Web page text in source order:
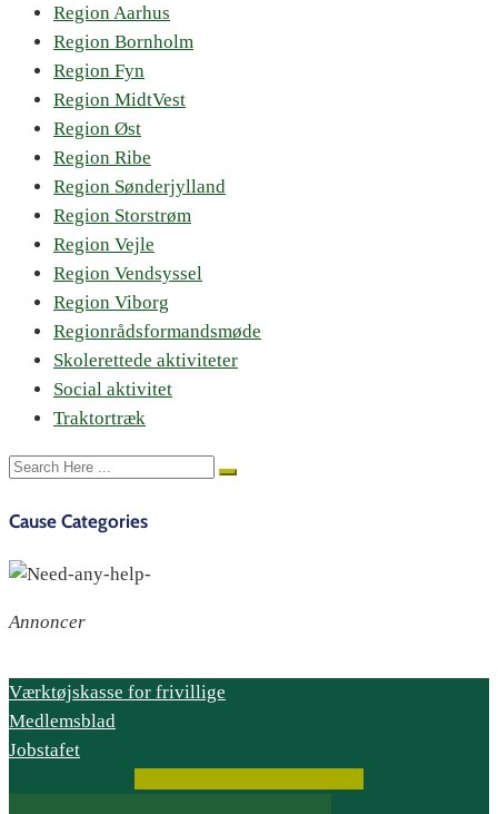
Region Aarhus
Region Bornholm
Region Fyn
Region MidtVest
Region Øst
Region Ribe
Region Sønderjylland
Region Storstrøm
Region Vejle
Region Vendsyssel
Region Viborg
Regionrådsformandsmøde
Skolerettede aktiviteter
Social aktivitet
Traktortræk
Cause Categories
Annoncer
Værktøjskasse for frivillige
Medlemsblad
Jobstafet